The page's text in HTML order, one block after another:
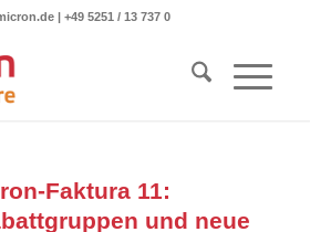
| +49 5251 / 13 737 0
Faktura 11:
und neue